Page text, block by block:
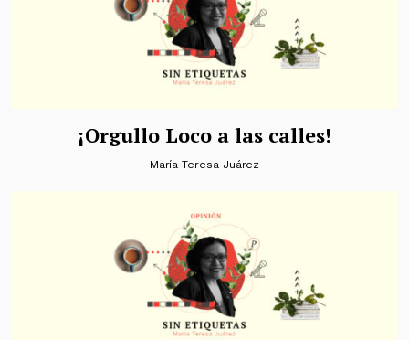
¡Orgullo Loco a las calles!
María Teresa Juárez